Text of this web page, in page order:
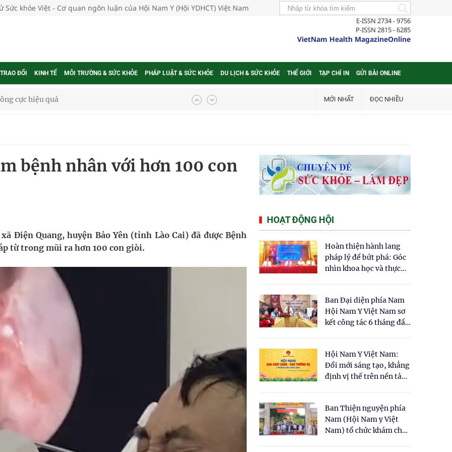
Sức khỏe Việt - Cơ quan ngôn luận của Hội Nam Y (Hội YDHCT) Việt Nam
E-ISSN 2734 - 9756
P-ISSN 2815 - 6285
VietNam Health MagazineOnline
ĐỔI KINH TẾ MÔI TRƯỜNG & SỨC KHỎE PHÁP LUẬT & SỨC KHỎE DU LỊCH & SỨC KHỎE THẾ GIỚI TẠP CHÍ IN GỬI BÀI ONLINE
gia
ung thư
Của Các Loài Nhân Sâm (Panax Spp.): Tổng
quốc
mới của Việt Nam
khám sàng lọc cho người dân
cực hiệu quả
MỚI NHẤT ĐỌC NHIỀU
bệnh nhân với hơn 100 con
Điện Quang, huyện Bảo Yên (tỉnh Lào Cai) đã được Bệnh
từ trong mũi ra hơn 100 con giòi.
HOẠT ĐỘNG HỘI
Hoàn thiện hành lang
pháp lý để bứt phá: Góc
nhìn khoa học và thực
cho Luật Y dược cổ
truyền Việt Nam"
Ban Đại diện phía Nam
Hội Nam Y Việt Nam sơ
kết công tác 6 tháng đầu
Hội Nam Y Việt Nam:
Đổi mới sáng tạo, khẳng
định vị thế trên nền tảng
Ban Thiện nguyện phía
Nam (Hội Nam y Việt
Nam) tổ chức khám chữa